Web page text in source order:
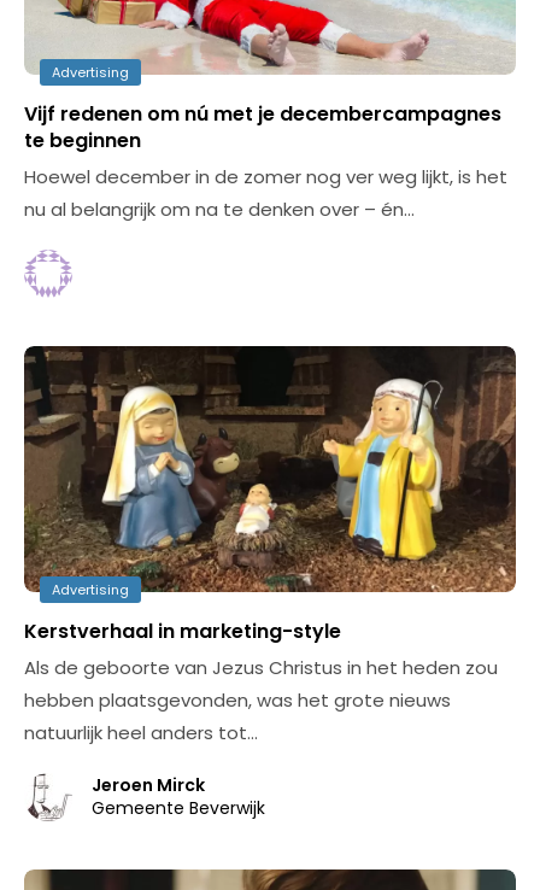
Advertising
Vijf redenen om nú met je decembercampagnes
te beginnen
Hoewel december in de zomer nog ver weg lijkt, is het
nu al belangrijk om na te denken over – én…
Advertising
Kerstverhaal in marketing-style
Als de geboorte van Jezus Christus in het heden zou
hebben plaatsgevonden, was het grote nieuws
natuurlijk heel anders tot…
Jeroen Mirck
Gemeente Beverwijk